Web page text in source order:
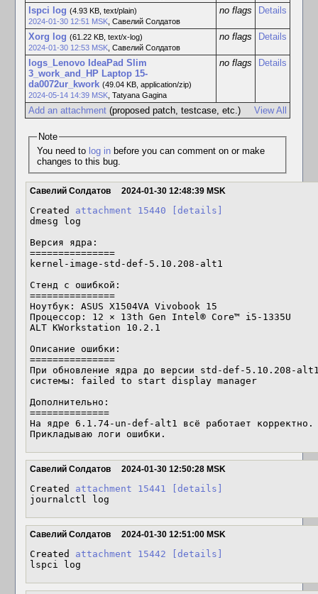
lspci log (4.93 KB, text/plain)
2024-01-30 12:51 MSK, Савелий Солдатов
no flags Details
Xorg log (61.22 KB, text/x-log)
2024-01-30 12:53 MSK, Савелий Солдатов
no flags Details
logs_Lenovo IdeaPad Slim
3_work_and_HP Laptop 15-
da0072ur_kwork (49.04 KB, application/zip)
2024-05-14 14:39 MSK, Tatyana Gagina
no flags Details
View All
Add an attachment(proposed patch, testcase, etc.)
Note
You need to log inbefore you can comment on or make
changes to this bug.
Савелий Солдатов 2024-01-30 12:48:39 MSK
Created attachment 15440
[details]
dmesg log
Версия ядра:
===============
kernel-image-std-def-5.10.208-alt1
Стенд с ошибкой:
===============
Ноутбук: ASUS X1504VA Vivobook 15
Процессор: 12 × 13th Gen Intel® Core™ i5-1335U
ALT KWorkstation 10.2.1
Описание ошибки:
===============
При обновление ядра до версии std-def-5.10.208-
системы: failed to start display manager
Дополнительно:
==============
На ядре 6.1.74-un-def-alt1 всё работает корректно.
Прикладываю логи ошибки.
Савелий Солдатов 2024-01-30 12:50:28 MSK
Created attachment 15441
[details]
journalctl log
Савелий Солдатов 2024-01-30 12:51:00 MSK
Created attachment 15442
[details]
lspci log